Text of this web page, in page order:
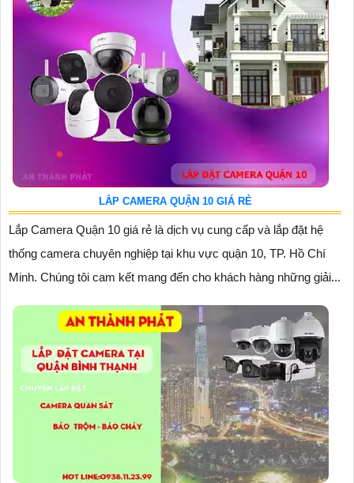
LẮP CAMERA QUẬN 10 GIÁ RẺ
Lắp Camera Quận 10 giá rẻ là dịch vụ cung cấp và lắp đặt hệ
thống camera chuyên nghiệp tại khu vực quận 10, TP. Hồ Chí
Minh. Chúng tôi cam kết mang đến cho khách hàng những giải...